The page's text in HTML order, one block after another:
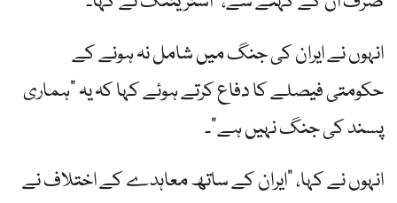
انہوں نے ایران کی جنگ میں شامل نہ ہونے کے
حکومتی فیصلے کا دفاع کرتے ہوئے کہا کہ یہ "ہماری
پسند کی جنگ نہیں ہے”۔
انہوں نے کہا، "ایران کے ساتھ معاہدے کے اختلاف نے